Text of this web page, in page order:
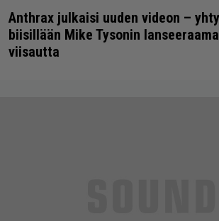
Anthrax julkaisi uuden videon –
biisillään Mike Tysonin
viisautta